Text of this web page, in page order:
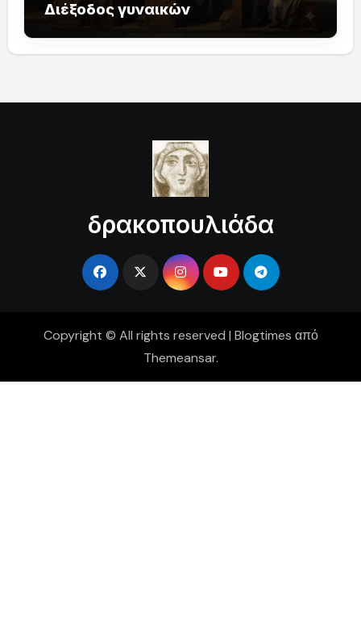
Διέξοδος γυναικών
δρακοπουλιάδα
Copyright © All rights reserved | Blogtimes από
Themeansar.